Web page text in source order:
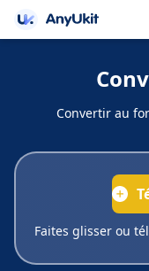
Convertir au
Faites glisser ou